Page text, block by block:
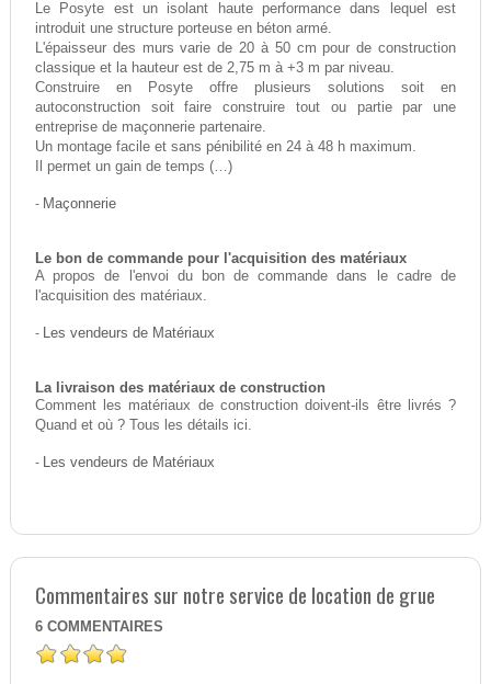
Le Posyte est un isolant haute performance dans lequel est
introduit une structure porteuse en béton armé.
L'épaisseur des murs varie de 20 à 50 cm pour de construction
classique et la hauteur est de 2,75 m à +3 m par niveau.
Construire en Posyte offre plusieurs solutions soit en
autoconstruction soit faire construire tout ou partie par une
entreprise de maçonnerie partenaire.
Un montage facile et sans pénibilité en 24 à 48 h maximum.
Il permet un gain de temps (…)
- Maçonnerie
Le bon de commande pour l'acquisition des matériaux
A propos de l'envoi du bon de commande dans le cadre de
l'acquisition des matériaux.
- Les vendeurs de Matériaux
La livraison des matériaux de construction
Comment les matériaux de construction doivent-ils être livrés ?
Quand et où ? Tous les détails ici.
- Les vendeurs de Matériaux
Commentaires sur notre service de location de grue
6 COMMENTAIRES